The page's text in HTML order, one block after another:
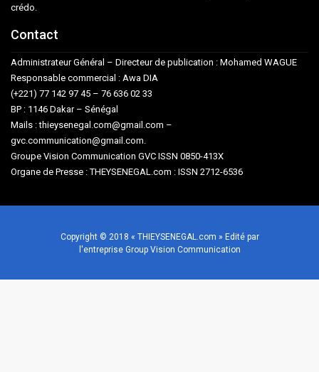
crédo.
Contact
Administrateur Général – Directeur de publication : Mohamed WAGUE
Responsable commercial : Awa DIA
(+221) 77 142 97 45 – 76 636 02 33
BP : 1146 Dakar – Sénégal
Mails : thieysenegal.com@gmail.com –
gvc.communication@gmail.com.
Groupe Vision Communication GVC ISSN 0850-413X
Organe de Presse : THEYSENEGAL.com : ISSN 2712-6536
Copyright © 2018 « THIEYSENEGAL.com » Edité par
l'entreprise Group Vision Communication